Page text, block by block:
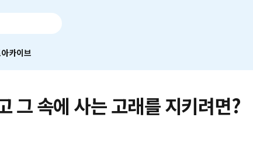
아카이브
그 속에 사는 고래를 지키려면?